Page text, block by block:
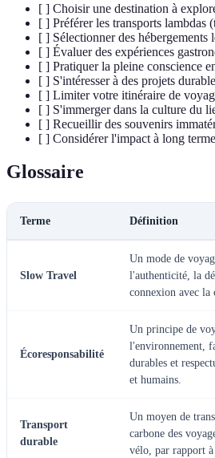
[ ] Choisir une destination à
[ ] Préférer les transports lambdas
[ ] Sélectionner des hébergements
[ ] Évaluer des expériences
[ ] Pratiquer la pleine conscience
[ ] S'intéresser à des projets
[ ] Limiter votre itinéraire de
[ ] S'immerger dans la culture du
[ ] Recueillir des souvenirs
[ ] Considérer l'impact à long
Glossaire
Terme Définition
Slow Travel
Un mode de
l'authenticité, la
connexion avec la
Écoresponsabilité
Un principe de
l'environnement,
durables et
et humains.
Transport
durable
Un moyen de
carbone des
vélo, par rapport